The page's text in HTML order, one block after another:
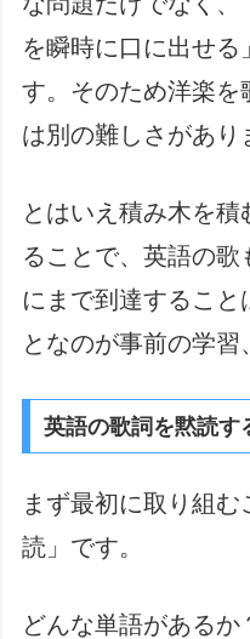
を瞬時に口に出せ
す。そのため洋楽を
は別の難しさがあり
とはいえ積み木を
ることで、英語の
にまで到達するこ
となのが事前の学習
英語の歌詞を黙読す
まず最初に取り組
読」です。
どんな単語がある